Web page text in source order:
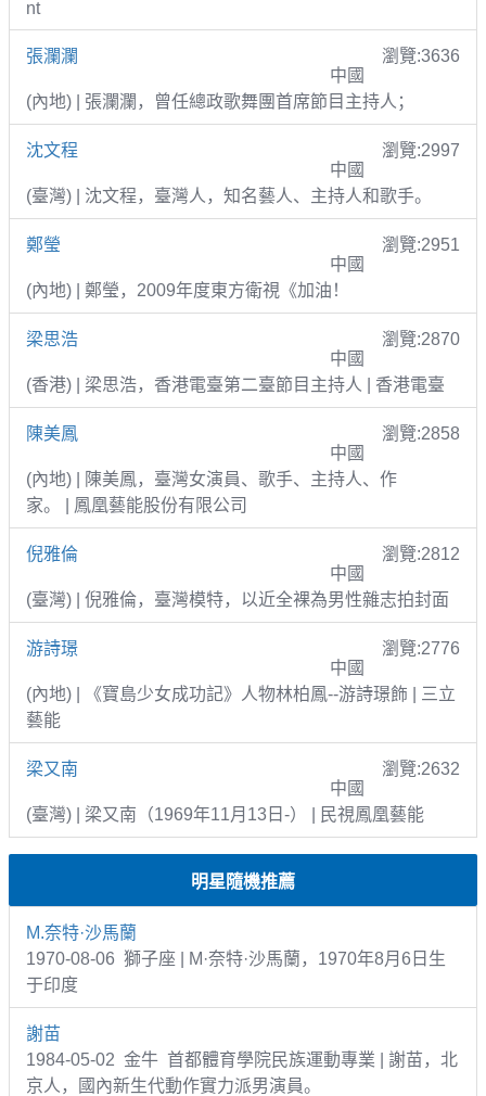
nt
張瀾瀾
瀏覽:3636
中國
(內地) | 張瀾瀾，曾任總政歌舞團首席節目主持人；
沈文程
瀏覽:2997
中國
(臺灣) | 沈文程，臺灣人，知名藝人、主持人和歌手。
鄭瑩
瀏覽:2951
中國
(內地) | 鄭瑩，2009年度東方衛視《加油！
梁思浩
瀏覽:2870
中國
(香港) | 梁思浩，香港電臺第二臺節目主持人 | 香港電臺
陳美鳳
瀏覽:2858
中國
(內地) | 陳美鳳，臺灣女演員、歌手、主持人、作
家。 | 鳳凰藝能股份有限公司
倪雅倫
瀏覽:2812
中國
(臺灣) | 倪雅倫，臺灣模特，以近全裸為男性雜志拍封面
游詩璟
瀏覽:2776
中國
(內地) | 《寶島少女成功記》人物林柏鳳--游詩璟飾 | 三立
藝能
梁又南
瀏覽:2632
中國
(臺灣) | 梁又南（1969年11月13日-） | 民視鳳凰藝能
明星隨機推薦
M.奈特·沙馬蘭
1970-08-06 獅子座 | M·奈特·沙馬蘭，1970年8月6日生
于印度
謝苗
1984-05-02 金牛 首都體育學院民族運動專業 | 謝苗，北
京人，國內新生代動作實力派男演員。